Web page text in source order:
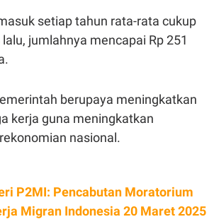
setiap tahun rata-rata cukup
jumlahnya mencapai Rp 251
berupaya meningkatkan
kerja guna meningkatkan
nasional.
P2MI: Pencabutan Moratorium
Migran Indonesia 20 Maret 2025